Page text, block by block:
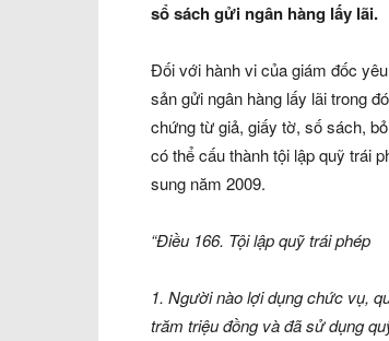
sổ sách gửi ngân hàng lấy lãi.
Đối với hành vi của giám đốc
sản gửi ngân hàng lấy lãi trong
chứng từ giả, giấy tờ, số sách,
có thể cấu thành tội lập quỹ trái
sung năm 2009.
“Điều 166. Tội lập quỹ trái phép
1. Người nào lợi dụng chức vụ,
trăm triệu đồng và đã sử dụng